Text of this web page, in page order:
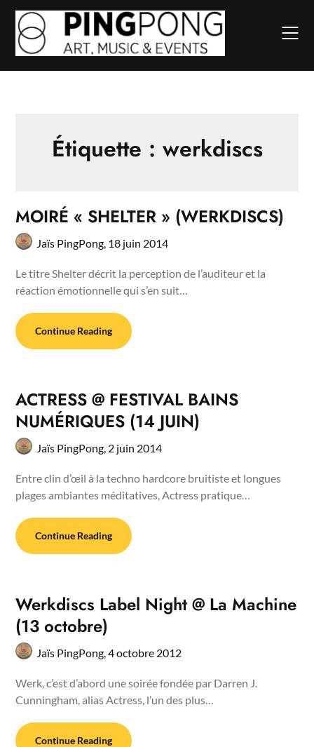
Skip
content
Étiquette : werkdiscs
MOIRÉ « SHELTER » (WERKDISCS)
Jaïs PingPong, 18 juin 2014
Le titre Shelter décrit la perception de l’auditeur et la
réaction émotionnelle qui s’en suit…
Continue Reading
ACTRESS @ FESTIVAL BAINS
NUMÉRIQUES (14 JUIN)
Jaïs PingPong, 2 juin 2014
Entre clin d’œil à la techno hardcore bruitiste et longues
plages ambiantes méditatives, Actress pratique…
Continue Reading
Werkdiscs Label Night @ La Machine
(13 octobre)
Jaïs PingPong,4 octobre 2012
Werk, c’est d’abord une soirée fondée par Darren J.
Cunningham, alias Actress, l’un des plus…
Continue Reading